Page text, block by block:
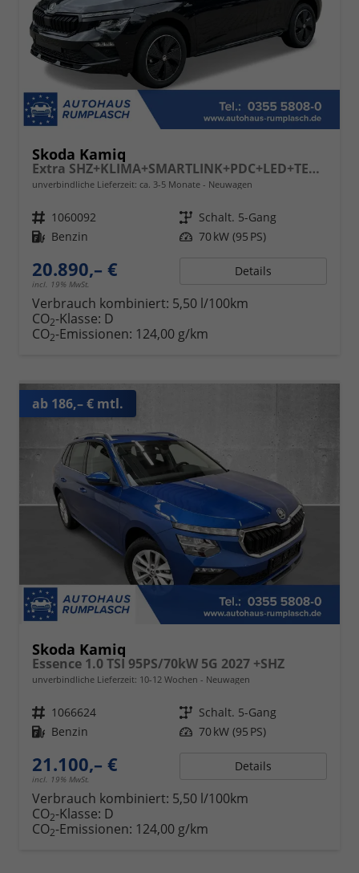
Skoda Kamiq
Extra SHZ+KLIMA+SMARTLINK+PDC+LED+TEMPOMAT
unverbindliche Lieferzeit: ca. 3-5 Monate Neuwagen
Fahrzeugnr. 1060092 Getriebe Schalt. 5-Gang
Kraftstoff Benzin Leistung 70 kW (95 PS)
20.890,– €
incl. 19% MwSt.
Details
Verbrauch kombiniert: 5,50 l/100km
CO2-Klasse: D
CO2-Emissionen: 124,00 g/km
ab 186,– € mtl.
Skoda Kamiq
Essence 1.0 TSI 95PS/70kW 5G 2027 +SHZ
unverbindliche Lieferzeit: 10-12 Wochen Neuwagen
Fahrzeugnr. 1066624 Getriebe Schalt. 5-Gang
Kraftstoff Benzin Leistung 70 kW (95 PS)
21.100,– €
incl. 19% MwSt.
Details
Verbrauch kombiniert: 5,50 l/100km
CO2-Klasse: D
CO2-Emissionen: 124,00 g/km